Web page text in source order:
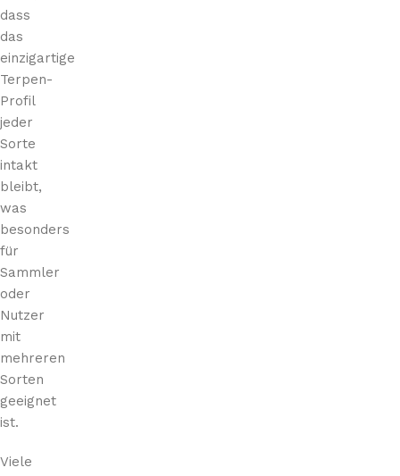
dass
das
einzigartige
Terpen-
Profil
jeder
Sorte
intakt
bleibt,
was
besonders
für
Sammler
oder
Nutzer
mit
mehreren
Sorten
geeignet
ist.
Viele